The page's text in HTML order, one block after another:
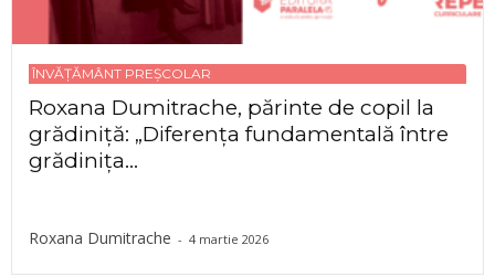
ÎNVĂȚĂMÂNT PREȘCOLAR
Roxana Dumitrache, părinte de copil la
grădiniță: „Diferența fundamentală între
grădinița...
Roxana Dumitrache - 4 martie 2026